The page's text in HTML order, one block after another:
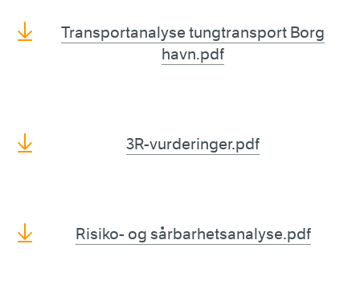
Transportanalyse tungtransport Borg
havn.pdf
3R-vurderinger.pdf
Risiko- og sårbarhetsanalyse.pdf